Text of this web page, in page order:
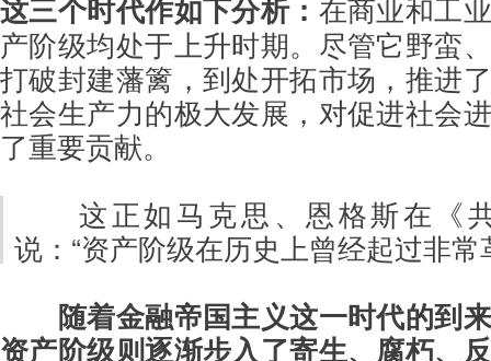
这三个时代作如下分析： 在商业和工
产阶级均处于上升时期。尽管它野蛮
打破封建藩篱，到处开拓市场，推进
社会生产力的极大发展，对促进社会
了重要贡献。
这正如马克思、恩格斯在《
说：“资产阶级在历史上曾经起过非常
随着金融帝国主义这一时代的到
资产阶级则逐渐步入了寄生、腐朽、